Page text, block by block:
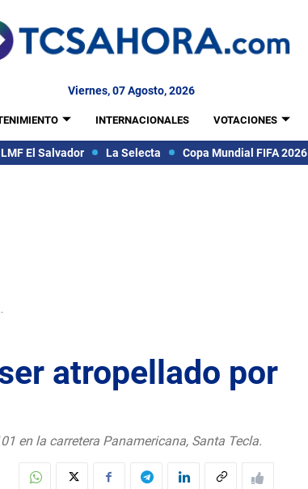
Viernes, 07 Agosto, 2026
INTERNACIONALES VOTACIONES
LMF El Salvador La Selecta Copa Mundial FIFA 2026
atropellado por
en la carretera Panamericana, Santa Tecla.